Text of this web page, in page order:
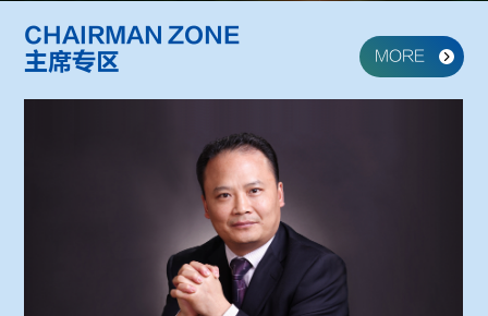
CHAIRMAN ZONE
主席专区 MORE